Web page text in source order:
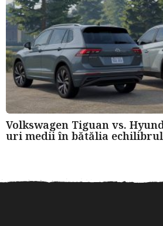
Volkswagen Tiguan vs.
uri medii în bătălia